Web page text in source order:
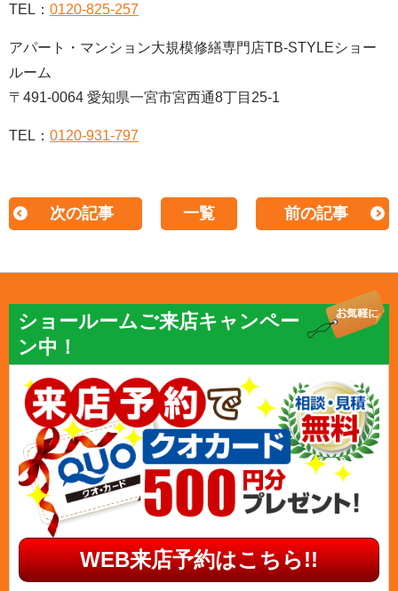
TEL： 0120-825-257
アパート・マンション大規模修繕専門店TB-STYLEショー
ルーム
〒491-0064 愛知県一宮市宮西通8丁目25-1
TEL： 0120-931-797
次の記事 一覧 前の記事
ショールームご来店キャンペー
ン中！
WEB来店予約はこちら!!